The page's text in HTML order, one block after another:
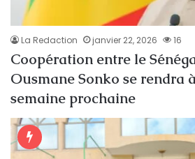
La Redaction janvier 22, 2026 16
Coopération entre le
Ousmane Sonko se rendra
semaine prochaine